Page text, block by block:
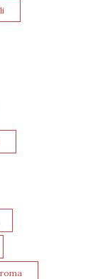
roma